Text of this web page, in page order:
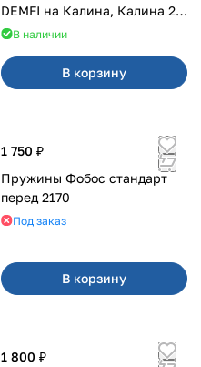
DEMFI на Калина, Калина 2,
Гранта
В наличии
В корзину
1 750 ₽
Пружины Фобос стандарт
перед 2170
Под заказ
В корзину
1 800 ₽